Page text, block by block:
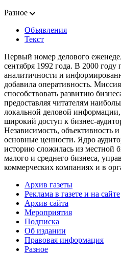
Разное
Объявления
Текст
Первый номер делового
сентября 1992 года. В 2000 году
аналитичности и
добавила оперативность.
способствовать развитию
предоставляя читателям
локальной деловой
широкий доступ к бизнес-
Независимость, объективность
основные ценности. Ядро
историю сложилась из местной
малого и среднего бизнеса,
коммерческих компаниях и в
Архив газеты
Реклама в газете и на сайте
Архив сайта
Мероприятия
Подписка
Об издании
Правовая информация
Разное